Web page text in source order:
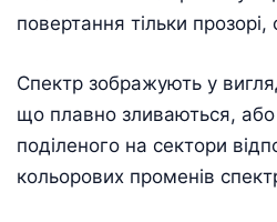
повертання тільки прозорі,
Спектр зображують у
що плавно зливаються, або
поділеного на сектори
кольорових променів